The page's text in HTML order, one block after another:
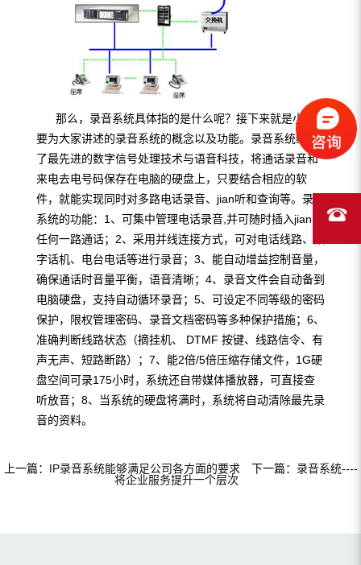
那么，录音系统具体指的是什么呢？接下来就是小编
要为大家讲述的录音系统的概念以及功能。录音系统结合
了最先进的数字信号处理技术与语音科技，将通话录音和
来电去电号码保存在电脑的硬盘上，只要结合相应的软
件，就能实现同时对多路电话录音、jian听和查询等。录音
系统的功能：1、可集中管理电话录音,并可随时插入jian听
任何一路通话；2、采用并线连接方式，可对电话线路、数
字话机、电台电话等进行录音；3、能自动增益控制音量，
确保通话时音量平衡，语音清晰；4、录音文件会自动备到
电脑硬盘，支持自动循环录音；5、可设定不同等级的密码
保护，限权管理密码、录音文档密码等多种保护措施；6、
准确判断线路状态（摘挂机、 DTMF 按键、线路信令、有
声无声、短路断路）；7、能2倍/5倍压缩存储文件，1G硬
盘空间可录175小时，系统还自带媒体播放器，可直接查
听放音；8、当系统的硬盘将满时，系统将自动清除最先录
音的资料。
上一篇： IP录音系统能够满足公司各方面的要求 下一篇： 录音系统----
将企业服务提升一个层次